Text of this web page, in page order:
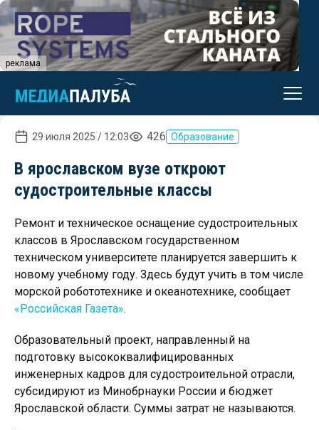
реклама
29 июля 2025 / 12:03 426 Образование
В ярославском вузе откроют
судостроительные классы
Ремонт и техническое оснащение судостроительных
классов в Ярославском государственном
техническом университете планируется завершить к
новому учебному году. Здесь будут учить в том числе
морской робототехнике и океанотехнике, сообщает
«Российская Газета».
Образовательный проект, направленный на
подготовку высококвалифицированных
инженерных кадров для судостроительной отрасли,
субсидируют из Минобрнауки России и бюджет
Ярославской области. Суммы затрат не называются.